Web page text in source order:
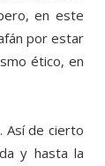
en este
por estar
ético, en
Así de cierto
y hasta la